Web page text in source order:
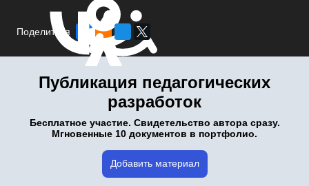
Поделиться
Публикация педагогических
разработок
Бесплатное участие. Свидетельство автора сразу.
Мгновенные 10 документов в портфолио.
Добавить материал